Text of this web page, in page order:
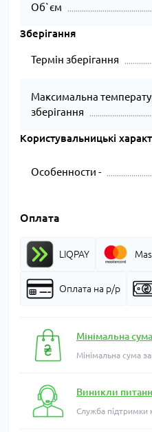
Об`єм
Зберігання
Термін зберігання
Максимальна
зберігання
Користувальницькі
Особенности -
Оплата
LIQPAY
Оплата на р/р
Мінімальна
Мінімальна сума
Виникли
Служба підтримки